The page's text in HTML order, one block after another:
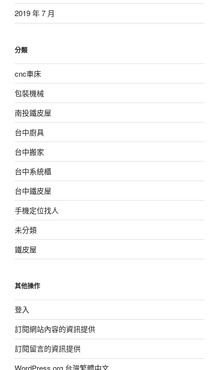
2019 年 7 月
分類
cnc車床
包裝機械
南投鐵皮屋
台中廚具
台中搬家
台中系統櫃
台中鐵皮屋
手機定位找人
未分類
鐵皮屋
其他操作
登入
訂閱網站內容的資訊提供
訂閱留言的資訊提供
WordPress.org 台灣繁體中文